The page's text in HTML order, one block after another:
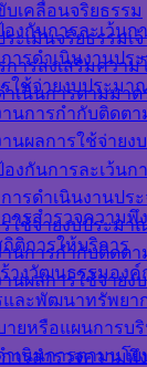
องกันการละเว้น
ารดำเนินงานประ
ใช้จ่ายงบประมา
านการกำกับติดต
านผลการใช้จ่าย
ารสำรวจความพึ
ติการให้บริการ
างวัฒนธรรมองค์
และพัฒนาทรัพยา
ายหรือแผนการบ
ำเนินการตามนโ
บเคลื่อนจริยธรรม
ระเมินจริยธรรมเ
การส่งเสริมควา
ำเนินการตามมา
องกันการละเว้น
ารดำเนินงานประ
ใช้จ่ายงบประมา
านการกำกับติดต
านผลการใช้จ่ายง
ารสำรวจความพึ